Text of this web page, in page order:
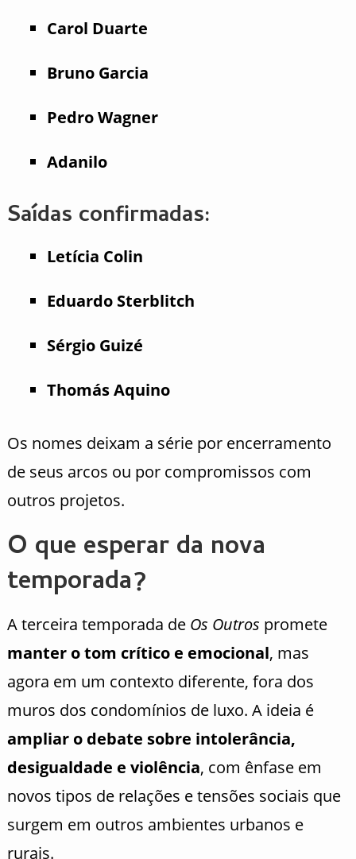
Carol Duarte
Bruno Garcia
Pedro Wagner
Adanilo
Saídas confirmadas:
Letícia Colin
Eduardo Sterblitch
Sérgio Guizé
Thomás Aquino
Os nomes deixam a série por encerramento
de seus arcos ou por compromissos com
outros projetos.
O que esperar da nova
temporada?
A terceira temporada de Os Outros promete
manter o tom crítico e emocional, mas
agora em um contexto diferente, fora dos
muros dos condomínios de luxo. A ideia é
ampliar o debate sobre intolerância,
desigualdade e violência, com ênfase em
novos tipos de relações e tensões sociais que
surgem em outros ambientes urbanos e
rurais.